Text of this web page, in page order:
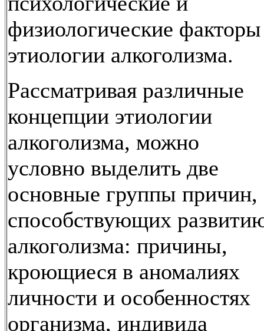
физиологические
этиологии алкоголизма.
Рассматривая различные
концепции этиологии
алкоголизма, можно
условно выделить две
основные группы причин,
способствующих
алкоголизма: причины,
кроющиеся в аномалиях
личности и особенностях
организма, индивида